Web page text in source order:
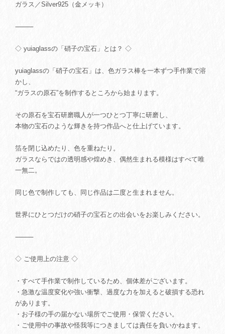
ガラス／Silver925（金メッキ）
⸻
◇ yuiaglassの「硝子の宝石」とは？ ◇
yuiaglassの「硝子の宝石」は、色ガラス棒を一本ずつ手作業で溶
かし、
“ガラスの原石”を制作するところから始まります。
その原石を宝石研磨職人が一つひとつ丁寧に研磨し、
本物の宝石のような輝きを持つ作品へと仕上げています。
箔を閉じ込めたり、色を重ねたり。
ガラスならではの透明感や煌めき、偶然生まれる模様はすべて唯
一無二。
同じ色で制作しても、同じ作品は二度と生まれません。
世界にひとつだけの硝子の宝石との出会いをお楽しみください。
⸻
◇ ご使用上の注意 ◇
・すべて手作業で制作しているため、個体差がございます。
・急激な温度変化や強い衝撃、過度な力を加えると破損する恐れ
があります。
・お子様の手の届かない場所でご使用・保管ください。
・ご使用中の事故や怪我等につきましては責任を負いかねます。